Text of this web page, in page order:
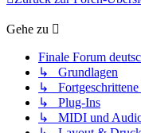
Gehe zu
Finale Forum
↳ Grundlagen
↳ Fortgeschrittene
↳ Plug-Ins
↳ MIDI und